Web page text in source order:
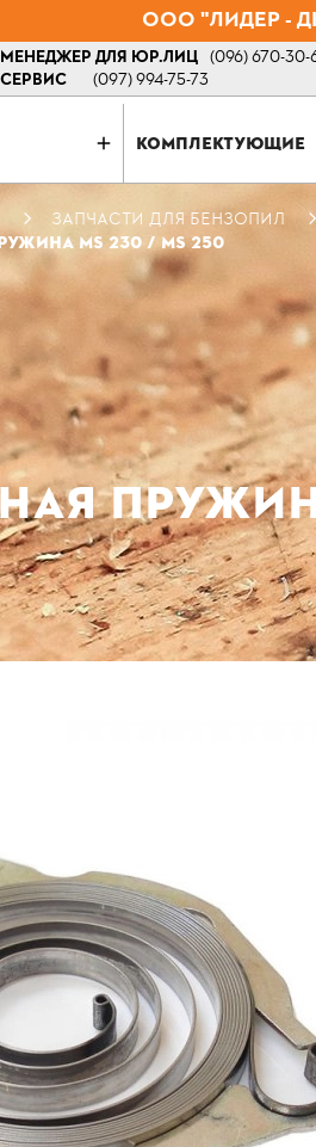
ООО "ЛИДЕР -
МЕНЕДЖЕР ДЛЯ ЮР.ЛИЦ (096) 670-30-
СЕРВИС
(097) 994-75-73
КОМПЛЕКТУЮЩИЕ
ЗАПЧАСТИ ДЛЯ БЕНЗОПИЛ
MS 230 / MS 250